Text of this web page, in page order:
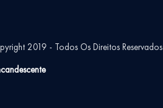
2019 - Todos Os Direitos Reservados